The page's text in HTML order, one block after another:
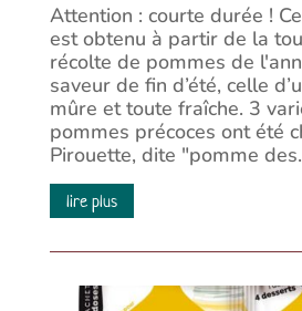
Attention : courte durée !
est obtenu à partir de la
récolte de pommes de
saveur de fin d’été, celle
mûre et toute fraîche. 3
pommes précoces ont été
Pirouette, dite "pomme
lire plus